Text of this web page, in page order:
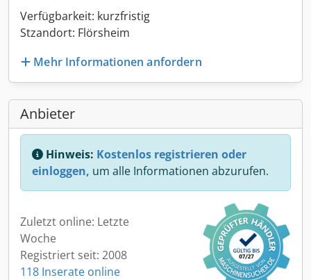
Verfügbarkeit: kurzfristig
Stzandort: Flörsheim
Mehr Informationen anfordern
Anbieter
Hinweis: Kostenlos registrieren oder
einloggen, um alle Informationen abzurufen.
Zuletzt online: Letzte
Woche
Registriert seit: 2008
118 Inserate online